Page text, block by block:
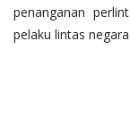
penanganan
pelaku lintas negara.